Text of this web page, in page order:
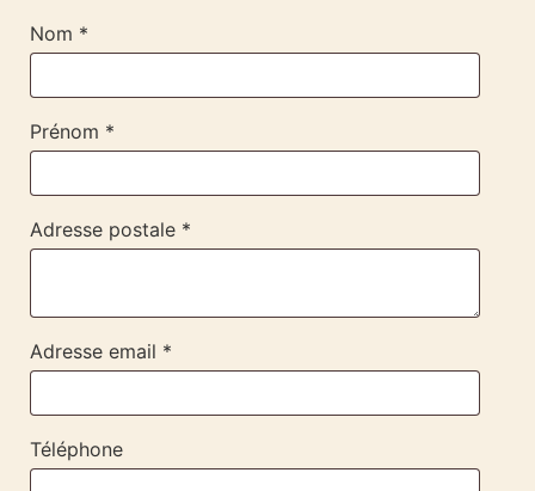
Nom *
Prénom *
Adresse postale *
Adresse email *
Téléphone